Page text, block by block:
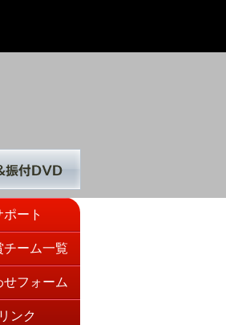
ート
チーム一覧
せフォーム
ンク